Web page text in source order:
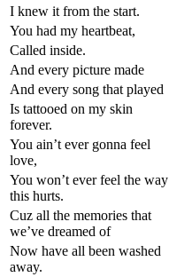
I knew it from the start.
You had my heartbeat,
Called inside.
And every picture made
And every song that played
Is tattooed on my skin
forever.
You ain’t ever gonna feel
love,
You won’t ever feel the way
this hurts.
Cuz all the memories that
we’ve dreamed of
Now have all been washed
away.